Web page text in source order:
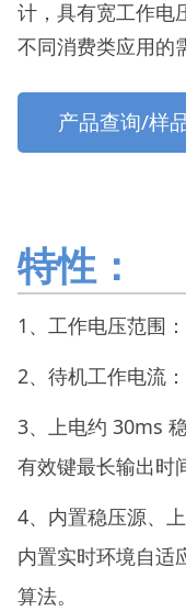
计，具有宽工作电
不同消费类应用的
产品查询/样
特性：
1、工作电压范围：
2、待机工作电流
3、上电约 30ms
有效键最长输出时
4、内置稳压源、
内置实时环境自适
算法。